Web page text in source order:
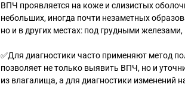
ВПЧ проявляется на коже и слизистых
небольших, иногда почти незаметных
но и в других местах: под грудными
✅Для диагностики часто применяют метод
позволяет не только выявить ВПЧ, но и
из влагалища, а для диагностики изменений